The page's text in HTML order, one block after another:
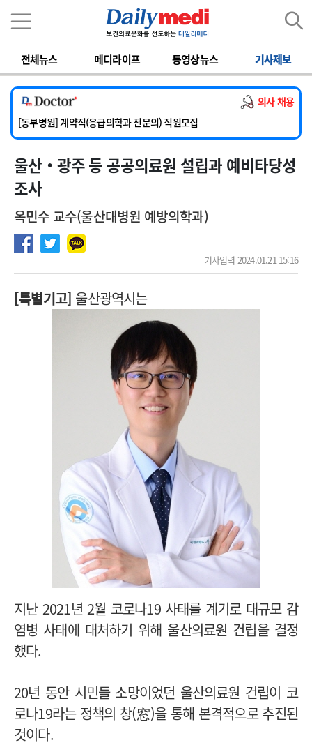
전체뉴스 메디라이프 동영상뉴스 기사제보
의사 채용
[서울아산병원] 2026년 하반기 인턴 모집
[영남대학교의료원] 마취통증의학과 임기제 임상의사 채용
[충남대학교병원] 소아청소년과(소아응급전담) 계약직 의사 공개채용
[동부병원] 계약직(응급의학과 전문의) 직원모집
[이대목동병원] 하반기 전공의(레지던트1년차) 모집
[서울아산병원] 2026년 하반기 인턴 모집
[영남대학교의료원] 마취통증의학과 임기제 임상의사 채용
울산‧광주 등 공공의료원 설립과 예비타당성
조사
옥민수 교수(울산대병원 예방의학과)
기사입력 2024.01.21 15:16
[특별기고] 울산광역시는
지난 2021년 2월 코로나19 사태를 계기로 대규모 감
염병 사태에 대처하기 위해 울산의료원 건립을 결정
했다.
20년 동안 시민들 소망이었던 울산의료원 건립이 코
로나19라는 정책의 창(窓)을 통해 본격적으로 추진된
것이다.